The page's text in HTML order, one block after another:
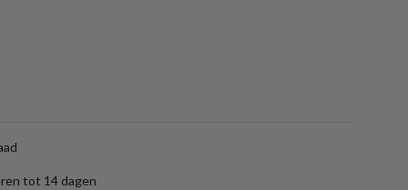
tot 14 dagen